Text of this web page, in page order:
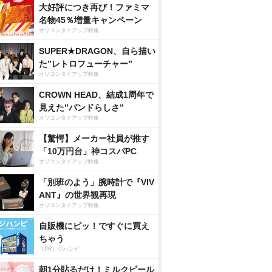
大好評につき再び！ファミマ
名物45％増量キャンペーン
オリコンタイアップ特集
SUPER★DRAGON、自ら描い
た”レトロフューチャー”
オリコンタイアップ特集
CROWN HEAD、結成1周年で
見えた”バンドらしさ”
オリコンタイアップ特集
【驚愕】メーカー社員が推す
「10万円台」神コスパPC
オリコンタイアップ特集
「別班のよう」腕時計で『VIV
ANT』の世界観再現
オリコンタイアップ特集
自販機にピッ！ですぐに買え
ちゃう
（PR）ジハンピ
朝1分貼るだけ！ミルクピール